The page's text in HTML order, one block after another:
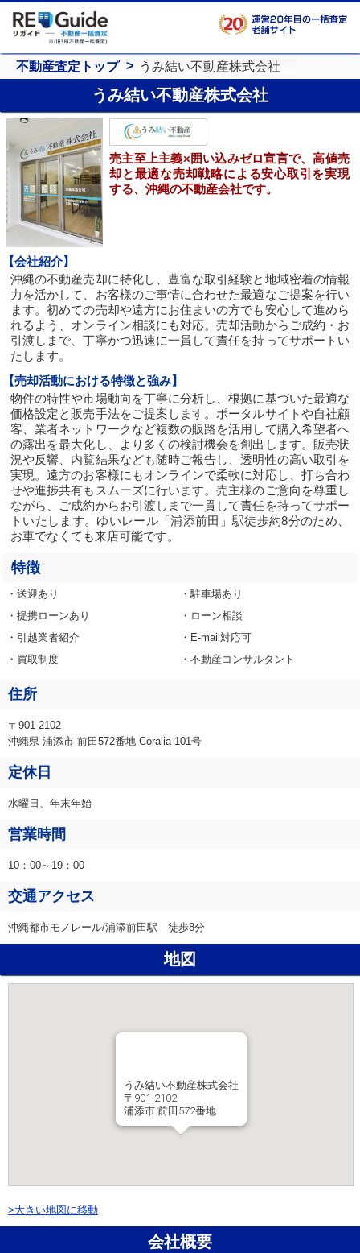
不動産査定トップ うみ結い不動産株式会社
うみ結い不動産株式会社
売主至上主義×囲い込みゼロ宣言で、高値売
却と最適な売却戦略による安心取引を実現
する、沖縄の不動産会社です。
【会社紹介】
沖縄の不動産売却に特化し、豊富な取引経験と地域密着の情報
力を活かして、お客様のご事情に合わせた最適なご提案を行い
ます。初めての売却や遠方にお住まいの方でも安心して進めら
れるよう、オンライン相談にも対応。売却活動からご成約・お
引渡しまで、丁寧かつ迅速に一貫して責任を持ってサポートい
たします。
【売却活動における特徴と強み】
物件の特性や市場動向を丁寧に分析し、根拠に基づいた最適な
価格設定と販売手法をご提案します。ポータルサイトや自社顧
客、業者ネットワークなど複数の販路を活用して購入希望者へ
の露出を最大化し、より多くの検討機会を創出します。販売状
況や反響、内覧結果なども随時ご報告し、透明性の高い取引を
実現。遠方のお客様にもオンラインで柔軟に対応し、打ち合わ
せや進捗共有もスムーズに行います。売主様のご意向を尊重し
ながら、ご成約からお引渡しまで一貫して責任を持ってサポー
トいたします。ゆいレール「浦添前田」駅徒歩約8分のため、
お車でなくても来店可能です。
特徴
・送迎あり
・駐車場あり
・提携ローンあり
・ローン相談
・引越業者紹介
・E-mail対応可
・買取制度
・不動産コンサルタント
住所
〒901-2102
沖縄県 浦添市 前田572番地 Coralia 101号
定休日
水曜日、年末年始
営業時間
10：00～19：00
交通アクセス
沖縄都市モノレール/浦添前田駅 徒歩8分
地図
うみ結い不動産株式会社
〒901-2102
浦添市 前田572番地
>大きい地図に移動
会社概要